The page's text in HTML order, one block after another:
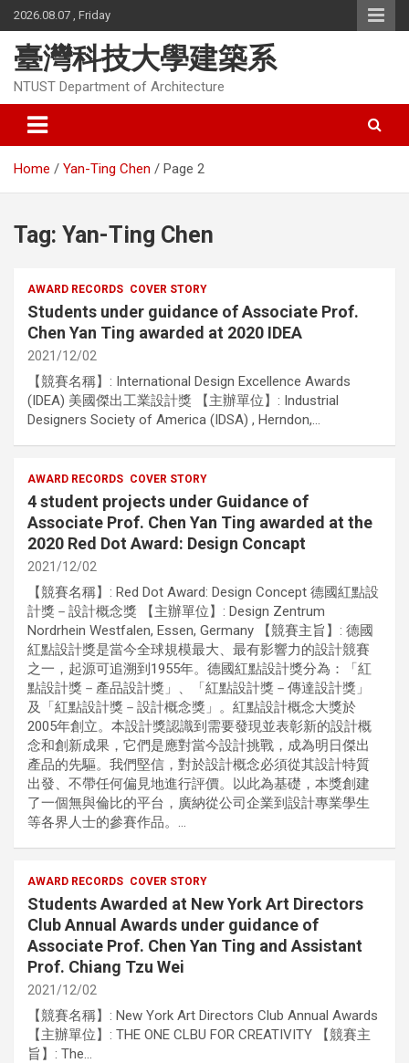
Skip
to
content
2026.08.07 , Friday
臺灣科技大學建築系
NTUST Department of Architecture
Home Yan-Ting Chen Page 2
Tag: Yan-Ting Chen
AWARD RECORDS COVER STORY
Students under guidance of Associate Prof.
Chen Yan Ting awarded at 2020 IDEA
2021/12/02
【競賽名稱】: International Design Excellence Awards
(IDEA) 美國傑出工業設計獎 【主辦單位】: Industrial
Designers Society of America (IDSA) , Herndon,…
AWARD RECORDS COVER STORY
4 student projects under Guidance of
Associate Prof. Chen Yan Ting awarded at the
2020 Red Dot Award: Design Concapt
2021/12/02
【競賽名稱】: Red Dot Award: Design Concept 德國紅點設
計獎－設計概念獎 【主辦單位】: Design Zentrum
Nordrhein Westfalen, Essen, Germany 【競賽主旨】: 德國
紅點設計獎是當今全球規模最大、最有影響力的設計競賽
之一，起源可追溯到1955年。德國紅點設計獎分為：「紅
點設計獎－產品設計獎」、「紅點設計獎－傳達設計獎」
及「紅點設計獎－設計概念獎」。紅點設計概念大獎於
2005年創立。本設計獎認識到需要發現並表彰新的設計概
念和創新成果，它們是應對當今設計挑戰，成為明日傑出
產品的先驅。我們堅信，對於設計概念必須從其設計特質
出發、不帶任何偏見地進行評價。以此為基礎，本獎創建
了一個無與倫比的平台，廣納從公司企業到設計專業學生
等各界人士的參賽作品。…
AWARD RECORDS COVER STORY
Students Awarded at New York Art Directors
Club Annual Awards under guidance of
Associate Prof. Chen Yan Ting and Assistant
Prof. Chiang Tzu Wei
2021/12/02
【競賽名稱】: New York Art Directors Club Annual Awards
【主辦單位】: THE ONE CLBU FOR CREATIVITY 【競賽主
旨】: The…